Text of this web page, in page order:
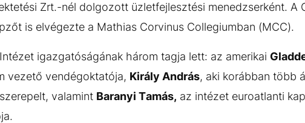
Zrt.-nél dolgozott üzletfejlesztési menedzserként. A
is elvégezte a Mathias Corvinus Collegiumban (MCC).
igazgatóságának három tagja lett: az amerikai
vezető vendégoktatója, Király András, aki korábban több
valamint Baranyi Tamás, az intézet euroatlanti